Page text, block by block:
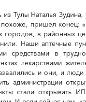
Тулы Наталья
пришел конец:
городов, в районных
Наши аптечные
средствами в
лекарствами
и они, и люди
администрации
стали открывать